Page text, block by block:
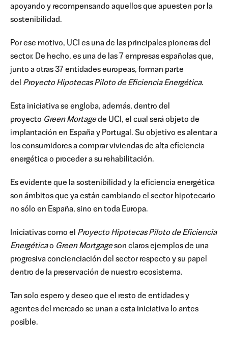
apoyando y recompensando aquellos que apuesten por la
sostenibilidad.
Por ese motivo, UCI es una de las principales pioneras del
sector. De hecho, es una de las 7 empresas españolas que,
junto a otras 37 entidades europeas, forman parte
del Proyecto Hipotecas Piloto de Eficiencia Energética.
Esta iniciativa se engloba, además, dentro del
proyecto Green Mortagede UCI, el cual será objeto de
implantación en España y Portugal. Su objetivo es alentar a
los consumidores a comprar viviendas de alta eficiencia
energética o proceder a su rehabilitación.
Es evidente que la sostenibilidad y la eficiencia energética
son ámbitos que ya están cambiando el sector hipotecario
no sólo en España, sino en toda Europa.
Iniciativas como el Proyecto Hipotecas Piloto de Eficiencia
Energéticao Green Mortgageson claros ejemplos de una
progresiva concienciación del sector respecto y su papel
dentro de la preservación de nuestro ecosistema.
Tan solo espero y deseo que el resto de entidades y
agentes del mercado se unan a esta iniciativa lo antes
posible.